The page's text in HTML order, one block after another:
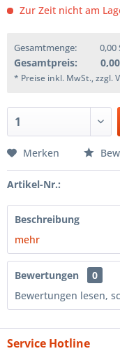
Zur Zeit nicht am
Gesamtmenge: 0,00
Gesamtpreis: 0,00
* Preise inkl. MwSt., zzgl.
Merken
Artikel-Nr.:
Beschreibung
mehr
Bewertungen
0
Bewertungen lesen,
Service Hotline